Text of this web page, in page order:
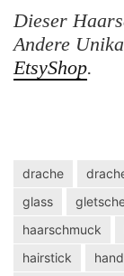
Dieser
Andere
EtsyShop.
drache
glass
haarschmuck
hairstick